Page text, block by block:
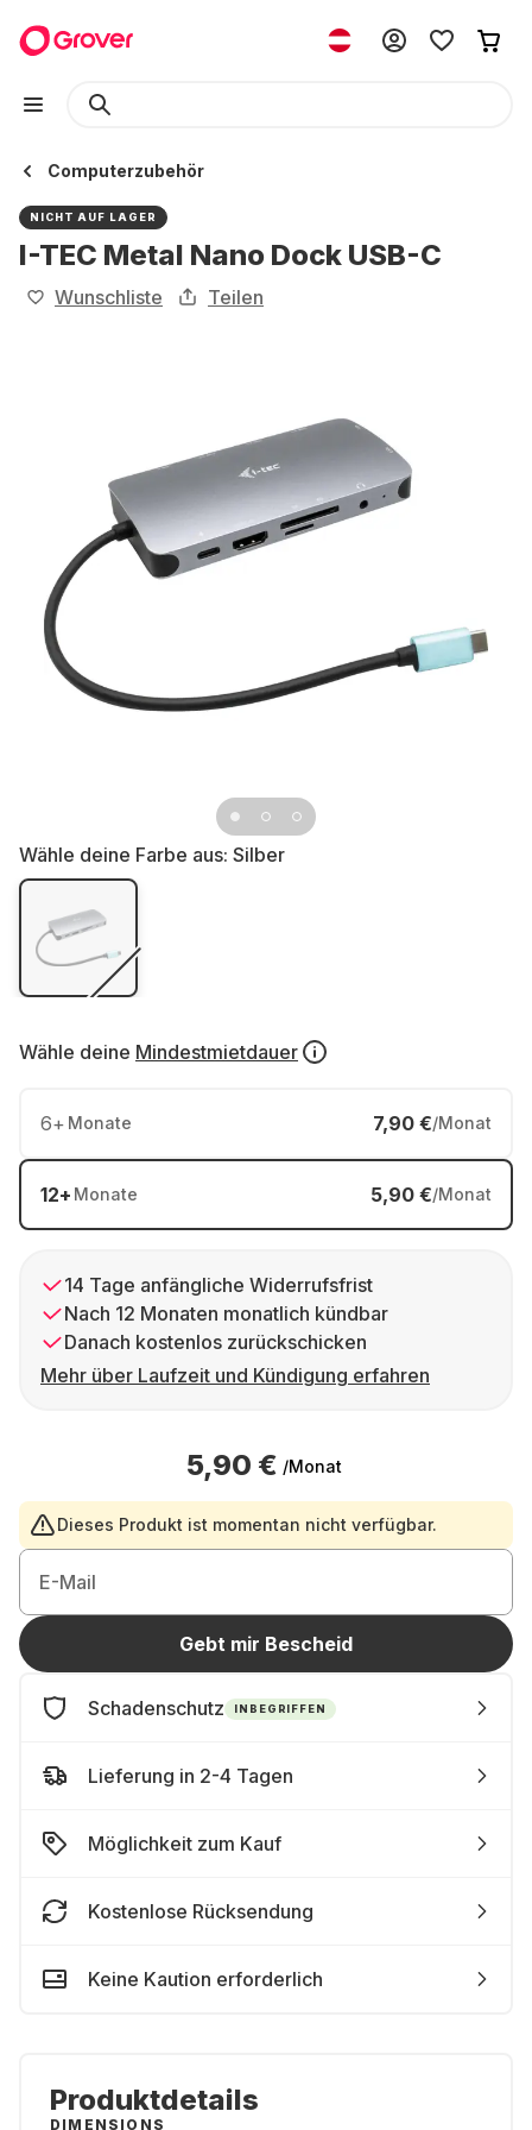
Computerzubehör
NICHT AUF LAGER
I-TEC Metal Nano Dock USB-C
Wunschliste Teilen
Wähle deine Farbe aus: Silber
Wähle deine Mindestmietdauer
6+ Monate 7,90 €/Monat
12+ Monate 5,90 €/Monat
14 Tage anfängliche Widerrufsfrist
Nach 12 Monaten monatlich kündbar
Danach kostenlos zurückschicken
Mehr über Laufzeit und Kündigung erfahren
5,90 € /Monat
Dieses Produkt ist momentan nicht verfügbar.
E-Mail
Gebt mir Bescheid
Schadenschutz INBEGRIFFEN
Lieferung in 2-4 Tagen
Möglichkeit zum Kauf
Kostenlose Rücksendung
Keine Kaution erforderlich
Produktdetails
DIMENSIONS